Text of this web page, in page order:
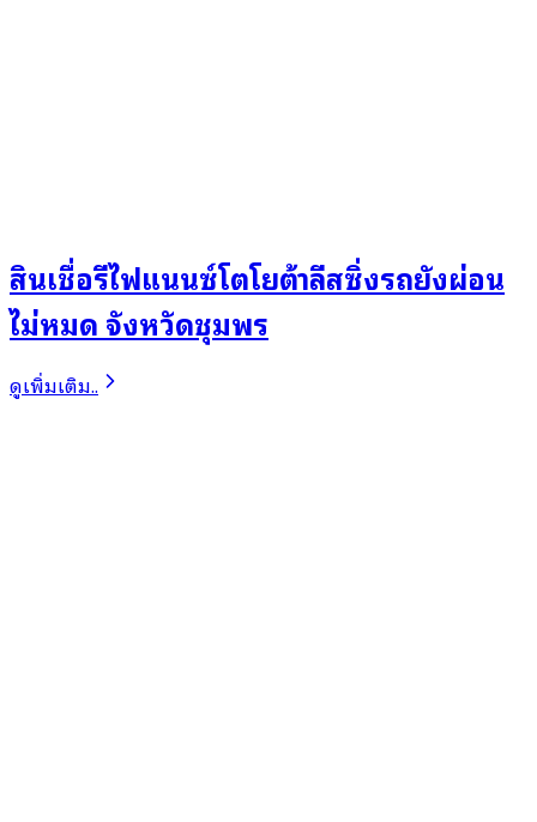
สินเชื่อรีไฟแนนซ์โตโยต้าลีสซิ่งรถยังผ่อน
ไม่หมด จังหวัดชุมพร
ดูเพิ่มเติม..